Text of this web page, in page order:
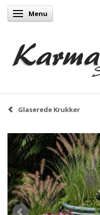
Skifte navigation
Menu
Glaserede Krukker